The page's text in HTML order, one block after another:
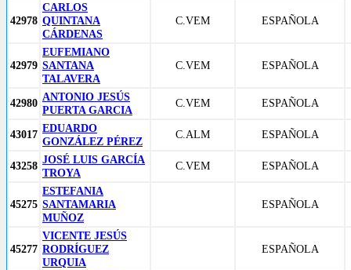
42978
CARLOS
QUINTANA
CÁRDENAS
C.VEM ESPAÑOLA
42979
EUFEMIANO
SANTANA
TALAVERA
C.VEM ESPAÑOLA
42980 ANTONIO JESÚS
PUERTA GARCIA
C.VEM ESPAÑOLA
43017 EDUARDO
GONZÁLEZ PÉREZ
C.ALM ESPAÑOLA
43258 JOSÉ LUIS GARCÍA
TROYA
C.VEM ESPAÑOLA
45275
ESTEFANIA
SANTAMARIA
MUÑOZ
ESPAÑOLA
45277
VICENTE JESÚS
RODRÍGUEZ
URQUIA
ESPAÑOLA